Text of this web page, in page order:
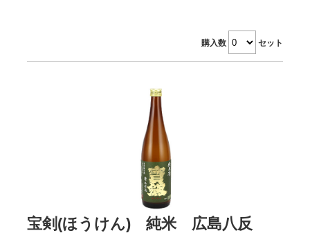
購入数 セット
宝剣(ほうけん) 純米 広島八反